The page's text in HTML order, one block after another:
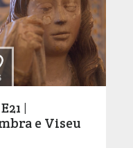
|
e Viseu